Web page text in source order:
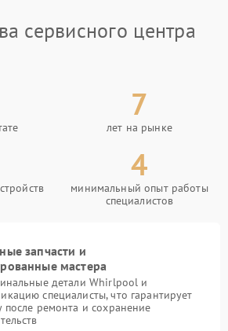
сервисного центра
7
лет на рынке
4
минимальный опыт работы
специалистов
запчасти и
мастера
детали Whirlpool и
специалисты, что гарантирует
после ремонта и сохранение